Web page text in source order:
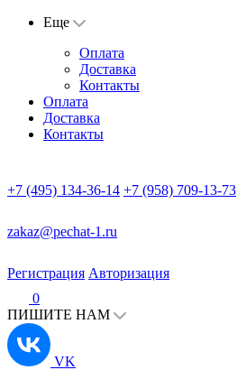
Еще
Оплата
Доставка
Контакты
Оплата
Доставка
Контакты
+7 (495) 134-36-14 +7 (958) 709-13-73
zakaz@pechat-1.ru
Регистрация Авторизация
0
ПИШИТЕ НАМ
VK